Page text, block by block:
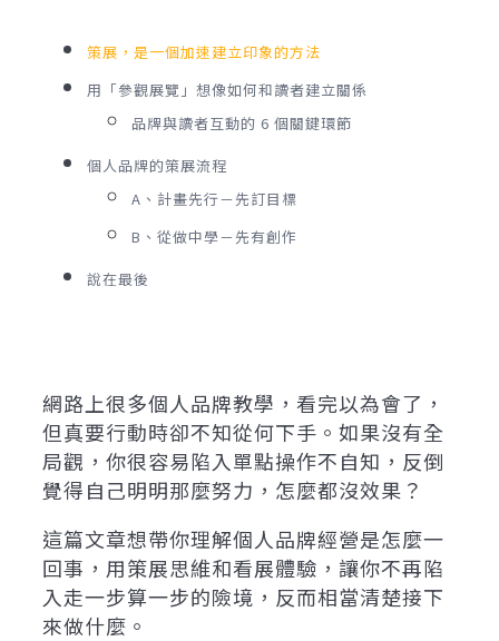
策展，是一個加速建立印象的方法
用「參觀展覽」想像如何和讀者建立關係
品牌與讀者互動的 6 個關鍵環節
個人品牌的策展流程
A、計畫先行－先訂目標
B、從做中學－先有創作
說在最後
網路上很多個人品牌教學，看完以為會了，
但真要行動時卻不知從何下手。如果沒有全
局觀，你很容易陷入單點操作不自知，反倒
覺得自己明明那麼努力，怎麼都沒效果？
這篇文章想帶你理解個人品牌經營是怎麼一
回事，用策展思維和看展體驗，讓你不再陷
入走一步算一步的險境，反而相當清楚接下
來做什麼。